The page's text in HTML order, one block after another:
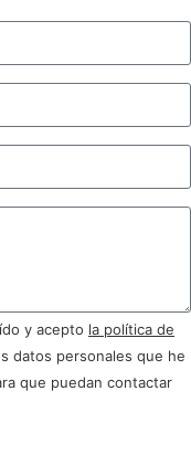
y acepto la política de
datos personales que he
que puedan contactar